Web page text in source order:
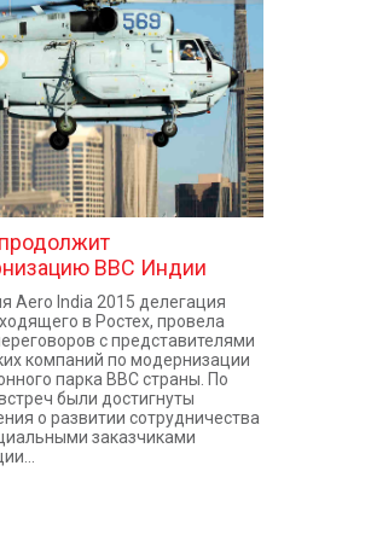
ВВС Индии
Aero India 2015 делегация
в Ростех, провела
с представителями
компаний по модернизации
парка ВВС страны. По
были достигнуты
о развитии сотрудничества
заказчиками